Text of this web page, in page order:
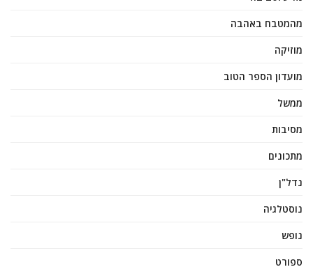
מהמטבח באהבה
מוזיקה
מועדון הספר הטוב
ממשל
מסיבות
מתכונים
נדל"ן
נוסטלגיה
נופש
ספורט